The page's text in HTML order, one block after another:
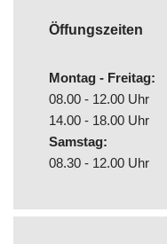
Öffungszeiten
Montag - Freitag:
08.00 - 12.00 Uhr
14.00 - 18.00 Uhr
Samstag:
08.30 - 12.00 Uhr